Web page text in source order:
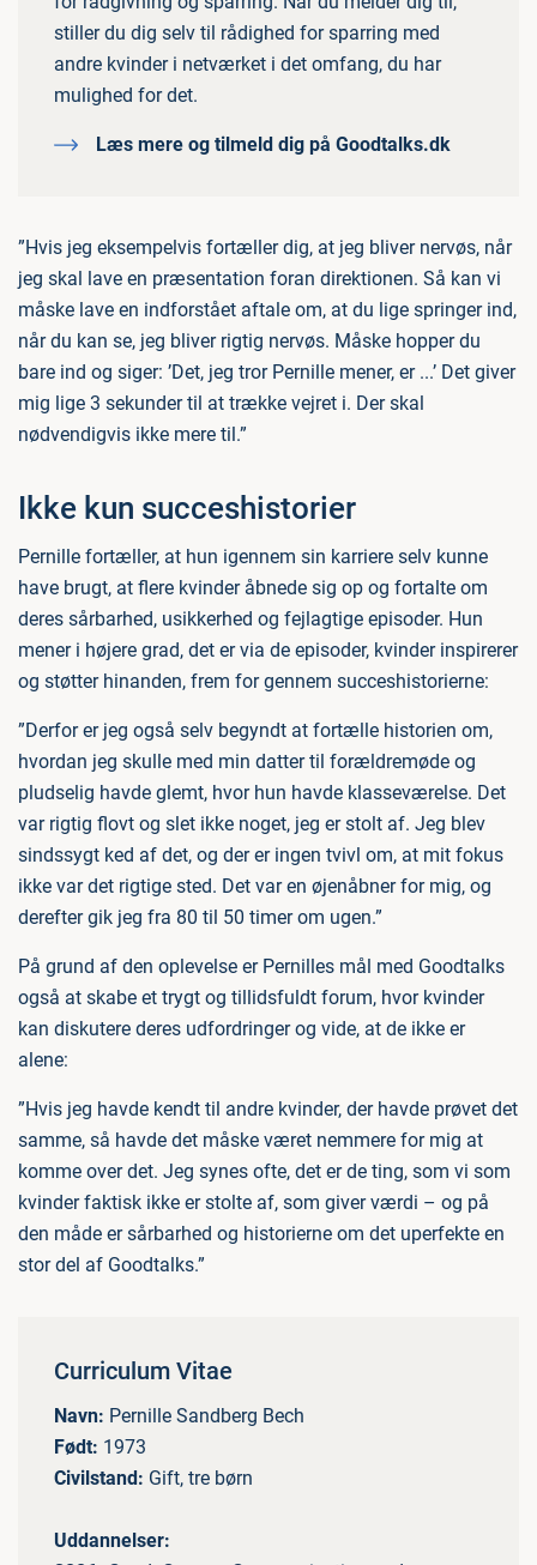
stiller du dig selv til rådighed for sparring med
andre kvinder i netværket i det omfang, du har
mulighed for det.
Læs mere og tilmeld dig på Goodtalks.dk
”Hvis jeg eksempelvis fortæller dig, at jeg bliver nervøs, når
jeg skal lave en præsentation foran direktionen. Så kan vi
måske lave en indforstået aftale om, at du lige springer ind,
når du kan se, jeg bliver rigtig nervøs. Måske hopper du
bare ind og siger: ’Det, jeg tror Pernille mener, er ...’ Det giver
mig lige 3 sekunder til at trække vejret i. Der skal
nødvendigvis ikke mere til.”
Ikke kun succeshistorier
Pernille fortæller, at hun igennem sin karriere selv kunne
have brugt, at flere kvinder åbnede sig op og fortalte om
deres sårbarhed, usikkerhed og fejlagtige episoder. Hun
mener i højere grad, det er via de episoder, kvinder inspirerer
og støtter hinanden, frem for gennem succeshistorierne:
”Derfor er jeg også selv begyndt at fortælle historien om,
hvordan jeg skulle med min datter til forældremøde og
pludselig havde glemt, hvor hun havde klasseværelse. Det
var rigtig flovt og slet ikke noget, jeg er stolt af. Jeg blev
sindssygt ked af det, og der er ingen tvivl om, at mit fokus
ikke var det rigtige sted. Det var en øjenåbner for mig, og
derefter gik jeg fra 80 til 50 timer om ugen.”
På grund af den oplevelse er Pernilles mål med Goodtalks
også at skabe et trygt og tillidsfuldt forum, hvor kvinder
kan diskutere deres udfordringer og vide, at de ikke er
alene:
”Hvis jeg havde kendt til andre kvinder, der havde prøvet det
samme, så havde det måske været nemmere for mig at
komme over det. Jeg synes ofte, det er de ting, som vi som
kvinder faktisk ikke er stolte af, som giver værdi – og på
den måde er sårbarhed og historierne om det uperfekte en
stor del af Goodtalks.”
Curriculum Vitae
Navn: Pernille Sandberg Bech
Født: 1973
Civilstand: Gift, tre børn
Uddannelser: